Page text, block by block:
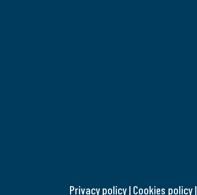
Privacy policy| Cookies policy|